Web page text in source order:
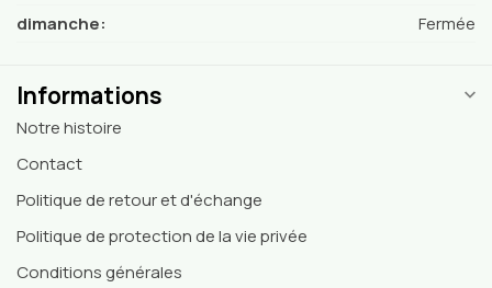
dimanche:
Fermée
Informations
Notre histoire
Contact
Politique de retour et d'échange
Politique de protection de la vie privée
Conditions générales